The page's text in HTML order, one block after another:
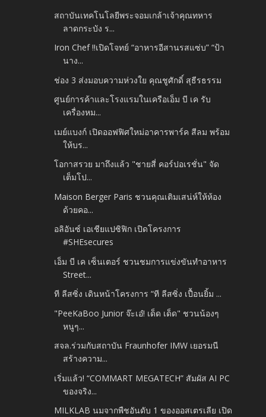
สถาบันเทคโนโลยีพระจอมเกล้าเจ้าคุณทหาร
ลาดกระบัง ร...
Iron Chef !!เปิดโจทย์ “อาหารอีสานรสแซ่บ” “ป้า
นาง...
ช่อง 3 ส่งมอบความห่วงใย คุณชูศักดิ์ สุธีรธรรม
ศูนย์การค้าและโรงแรมในเครือเอ็ม บี เค รับ
เครื่องหม...
เมย์แบงก์ เปิดออฟฟิศใหม่อาคารพาร์ค สีลม พร้อม
ให้บร...
โอกาสรวย มาถึงแล้ว "ชายสี่ คอร์ปอเรชั่น" จัด
เต็มโป...
Maison Berger Paris ชวนคุณเติมเสน่ห์ให้ห้อง
ด้วยคอ...
อลิอันซ์ เอเชียแปซิฟิก เปิดโครงการ
#SHEsecures
เอ็ม บี เค เซ็นเตอร์ ชวนชมการแข่งขันทำอาหาร
Street...
ที ลีสซิ่ง เดินหน้าโครงการ “ที ลีสซิ่ง เปื้อนยิ้ม ...
"PeeKaBoo Junior จ๊ะเอ๋! เด็ด เด็ด" ชวนน้องๆ
หนูๆ...
สจล.ร่วมกับสถาบัน Fraunhofer IMW เยอรมนี
สร้างความ...
เริ่มแล้ว! “COMMART MEGATECH” สัมผัส AI PC
ของจริง...
MILKLAB นมจากพืชอันดับ 1 ของออสเตรเลีย เปิด